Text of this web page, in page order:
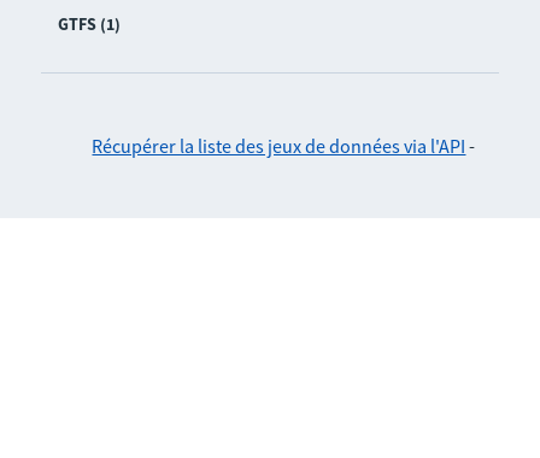
GTFS (1)
Récupérer la liste des jeux de données via l'API -